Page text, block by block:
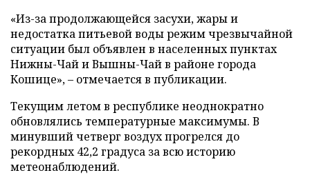
«Из-за продолжающейся засухи, жары и
недостатка питьевой воды режим чрезвычайной
ситуации был объявлен в населенных пунктах
Нижны-Чай и Вышны-Чай в районе города
Кошице», – отмечается в публикации.
Текущим летом в республике неоднократно
обновлялись температурные максимумы. В
минувший четверг воздух прогрелся до
рекордных 42,2 градуса за всю историю
метеонаблюдений.